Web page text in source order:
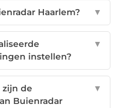
Haarlem? ▼
instellen?
▼
de
Buienradar
▼